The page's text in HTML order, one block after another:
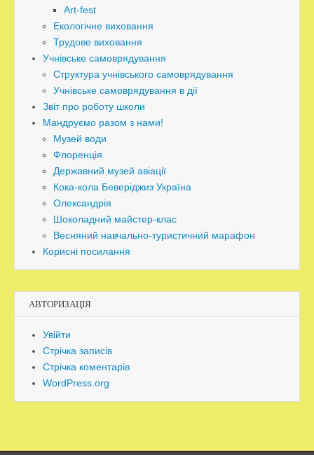
Art-fest
Екологічне виховання
Трудове виховання
Учнівське самоврядування
Структура учнівського самоврядування
Учнівське самоврядування в дії
Звіт про роботу школи
Мандруємо разом з нами!
Музей води
Флоренція
Державний музей авіації
Кока-кола Беверіджиз Україна
Олександрія
Шоколадний майстер-клас
Весняний навчально-туристичний марафон
Корисні посилання
АВТОРИЗАЦІЯ
Увійти
Стрічка записів
Стрічка коментарів
WordPress.org